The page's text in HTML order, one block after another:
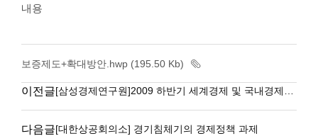
내용
보증제도+확대방안.hwp (195.50 Kb)
이전글[삼성경제연구원]2009 하반기 세계경제 및 국내경제
다음글[대한상공회의소] 경기침체기의 경제정책 과제